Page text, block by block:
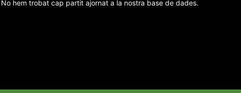
No hem trobat cap partit ajornat a la nostra base de dades.